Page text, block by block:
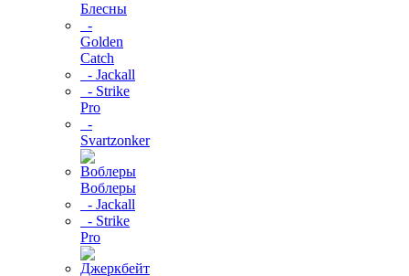
Блесны
-
Golden
Catch
- Jackall
- Strike
Pro
-
Svartzonker
Воблеры
- Jackall
- Strike
Pro